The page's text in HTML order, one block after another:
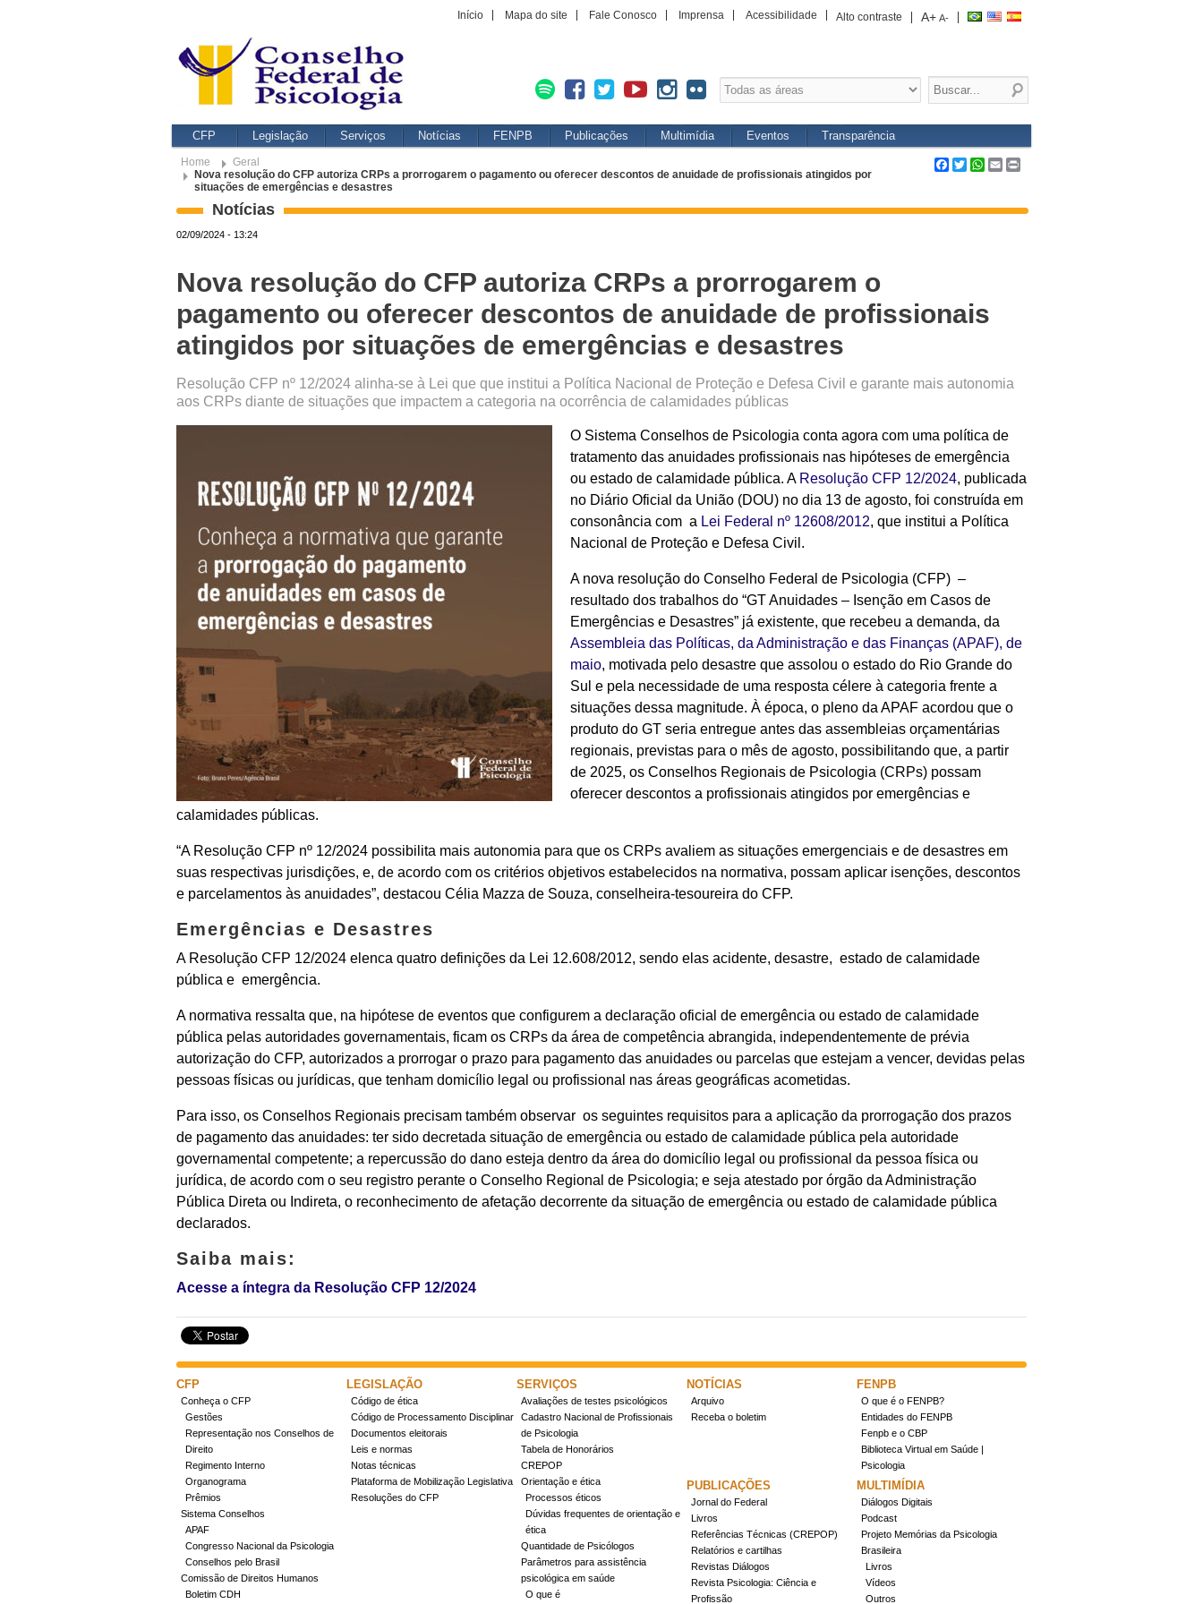
A+ A-
Alto contraste
Início Mapa do site Fale Conosco Imprensa Acessibilidade
CFP Legislação Serviços Notícias FENPB Publicações Multimídia Eventos Transparência
Home
Geral
Nova resolução do CFP autoriza CRPs a prorrogarem o pagamento ou oferecer descontos de anuidade de profissionais atingidos por
situações de emergências e desastres
Facebook
TwitterWhatsApp
Email
Notícias
02/09/2024 - 13:24
Nova resolução do CFP autoriza CRPs a prorrogarem o
pagamento ou oferecer descontos de anuidade de profissionais
atingidos por situações de emergências e desastres
Resolução CFP nº 12/2024 alinha-se à Lei que que institui a Política Nacional de Proteção e Defesa Civil e garante mais autonomia
aos CRPs diante de situações que impactem a categoria na ocorrência de calamidades públicas
O Sistema Conselhos de Psicologia conta agora com uma política de
tratamento das anuidades profissionais nas hipóteses de emergência
ou estado de calamidade pública. AResolução CFP 12/2024, publicada
no Diário Oficial da União (DOU) no dia 13 de agosto, foi construída em
consonância com a Lei Federal nº 12608/2012, que institui a Política
Nacional de Proteção e Defesa Civil.
A nova resolução do Conselho Federal de Psicologia (CFP) –
resultado dos trabalhos do “GT Anuidades – Isenção em Casos de
Emergências e Desastres” já existente, que recebeu a demanda, da
Assembleia das Políticas, da Administração e das Finanças (APAF), de
maio, motivada pelo desastre que assolou o estado do Rio Grande do
Sul e pela necessidade de uma resposta célere à categoria frente a
situações dessa magnitude. À época, o pleno da APAF acordou que o
produto do GT seria entregue antes das assembleias orçamentárias
regionais, previstas para o mês de agosto, possibilitando que, a partir
de 2025, os Conselhos Regionais de Psicologia (CRPs) possam
oferecer descontos a profissionais atingidos por emergências e
calamidades públicas.
“A Resolução CFP nº 12/2024 possibilita mais autonomia para que os CRPs avaliem as situações emergenciais e de desastres em
suas respectivas jurisdições, e, de acordo com os critérios objetivos estabelecidos na normativa, possam aplicar isenções, descontos
e parcelamentos às anuidades”, destacou Célia Mazza de Souza, conselheira-tesoureira do CFP.
Emergências e Desastres
A Resolução CFP 12/2024 elenca quatro definições da Lei 12.608/2012, sendo elas acidente, desastre, estado de calamidade
pública e emergência.
A normativa ressalta que, na hipótese de eventos que configurem a declaração oficial de emergência ou estado de calamidade
pública pelas autoridades governamentais, ficam os CRPs da área de competência abrangida, independentemente de prévia
autorização do CFP, autorizados a prorrogar o prazo para pagamento das anuidades ou parcelas que estejam a vencer, devidas pelas
pessoas físicas ou jurídicas, que tenham domicílio legal ou profissional nas áreas geográficas acometidas.
Para isso, os Conselhos Regionais precisam também observar os seguintes requisitos para a aplicação da prorrogação dos prazos
de pagamento das anuidades: ter sido decretada situação de emergência ou estado de calamidade pública pela autoridade
governamental competente; a repercussão do dano esteja dentro da área do domicílio legal ou profissional da pessoa física ou
jurídica, de acordo com o seu registro perante o Conselho Regional de Psicologia; e seja atestado por órgão da Administração
Pública Direta ou Indireta, o reconhecimento de afetação decorrente da situação de emergência ou estado de calamidade pública
declarados.
Saiba mais:
Acesse a íntegra da Resolução CFP 12/2024
CFP
Conheça o CFP
Gestões
Representação nos Conselhos de
Direito
Regimento Interno
Organograma
Prêmios
Sistema Conselhos
APAF
Congresso Nacional da Psicologia
Conselhos pelo Brasil
Comissão de Direitos Humanos
Boletim CDH
LEGISLAÇÃO
Código de ética
Código de Processamento Disciplinar
Documentos eleitorais
Leis e normas
Notas técnicas
Plataforma de Mobilização Legislativa
Resoluções do CFP
SERVIÇOS
Avaliações de testes psicológicos
Cadastro Nacional de Profissionais
de Psicologia
Tabela de Honorários
CREPOP
Orientação e ética
Processos éticos
Dúvidas frequentes de orientação e
ética
Quantidade de Psicólogos
Parâmetros para assistência
psicológica em saúde
O que é
NOTÍCIAS
Arquivo
Receba o boletim
FENPB
O que é o FENPB?
Entidades do FENPB
Fenpb e o CBP
Biblioteca Virtual em Saúde |
Psicologia
PUBLICAÇÕES
Jornal do Federal
Livros
Referências Técnicas (CREPOP)
Relatórios e cartilhas
Revistas Diálogos
Revista Psicologia: Ciência e
Profissão
MULTIMÍDIA
Diálogos Digitais
Podcast
Projeto Memórias da Psicologia
Brasileira
Livros
Vídeos
Outros